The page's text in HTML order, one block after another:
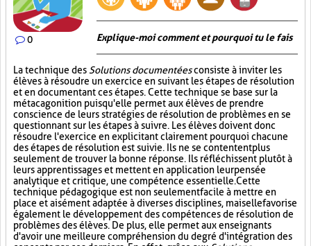
0 Explique-moi comment et pourquoi tu le fais
La technique des Solutions documentéesconsiste à inviter les
élèves à résoudre un exercice en suivant les étapes de résolution
et en documentant ces étapes. Cette technique se base sur la
métacagonition puisqu'elle permet aux élèves de prendre
conscience de leurs stratégies de résolution de problèmes en se
questionnant sur les étapes à suivre. Les élèves doivent donc
résoudre l'exercice en explicitant clairement pourquoi chacune
des étapes de résolution est suivie. Ils ne se contentent plus
seulement de trouver la bonne réponse. Ils réfléchissent plutôt à
leurs apprentissages et mettent en application leur pensée
analytique et critique, une compétence essentielle. Cette
technique pédagogique est non seulement facile à mettre en
place et aisément adaptée à diverses disciplines, mais elle favorise
également le développement des compétences de résolution de
problèmes des élèves. De plus, elle permet aux enseignants
d'avoir une meilleure compréhension du degré d'intégration des